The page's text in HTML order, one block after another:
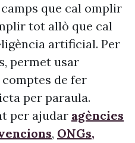
que cal omplir
tot allò que cal
artificial. Per
permet usar
de fer
per paraula.
per ajudar agències
, ONGs,